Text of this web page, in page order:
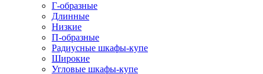
Г-образные
Длинные
Низкие
П-образные
Радиусные шкафы-купе
Широкие
Угловые шкафы-купе